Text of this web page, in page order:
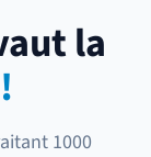
la
1000